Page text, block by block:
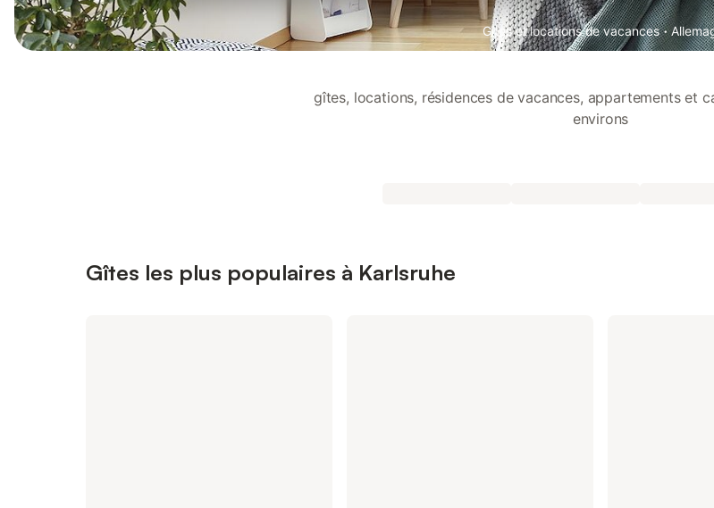
Gîtes et locations de vacances ·
gîtes, locations, résidences de vacances, appartements et
environs
Gîtes les plus populaires à Karlsruhe